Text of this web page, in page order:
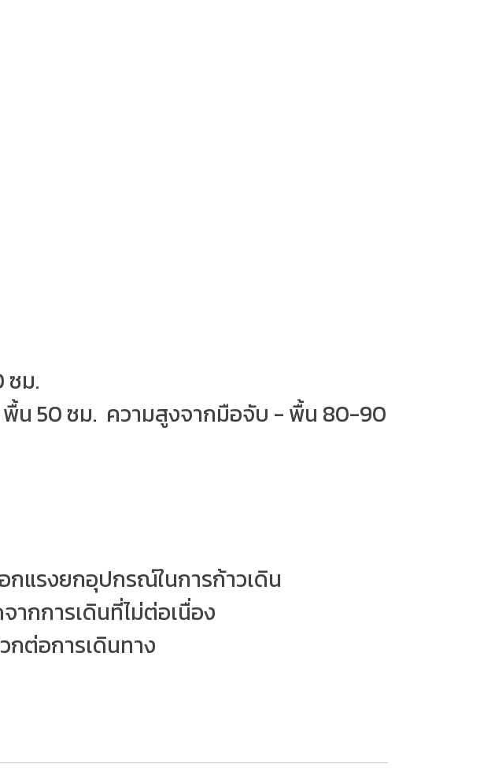
ซม.
พื้น 50 ซม. ความสูงจากมือจับ - พื้น 80-90
แรงยกอุปกรณ์ในการก้าวเดิน
ากการเดินที่ไม่ต่อเนื่อง
กต่อการเดินทาง